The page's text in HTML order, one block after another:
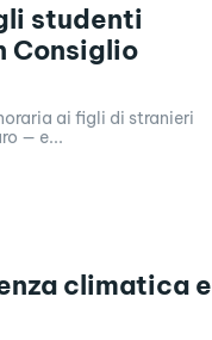
studenti
Consiglio
ai figli di stranieri
— e...
climatica e